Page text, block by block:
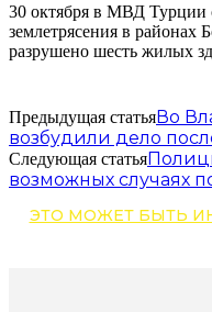
30 октября в МВД Турции
землетрясения в районах
разрушено шесть жилых
Предыдущая статьяВо
возбудили дело
Следующая статья
возможных случаях
ЭТО МОЖЕТ БЫТЬ